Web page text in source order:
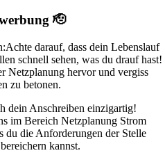
🫡
Achte darauf, dass dein Lebenslauf
schnell sehen, was du drauf hast!
Netzplanung hervor und vergiss
zu betonen.
dein Anschreiben einzigartig!
im Bereich Netzplanung Strom
du die Anforderungen der Stelle
kannst.